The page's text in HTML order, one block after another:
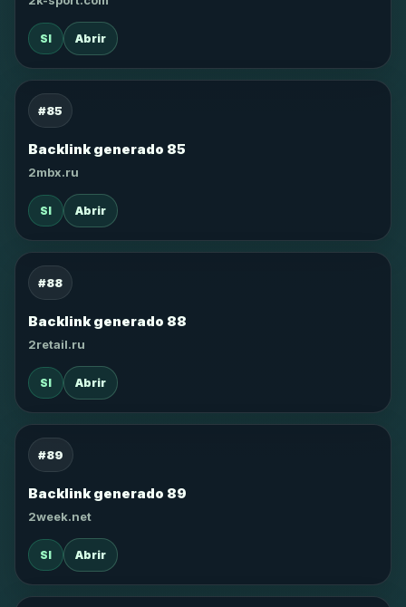
SI Abrir
#85
Backlink generado 85
2mbx.ru
SI Abrir
#88
Backlink generado 88
2retail.ru
SI Abrir
#89
Backlink generado 89
2week.net
SI Abrir